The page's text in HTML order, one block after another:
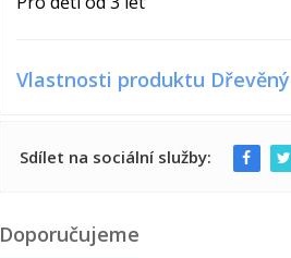
Vlastnosti produktu
Sdílet na sociální služby:
Doporučujeme